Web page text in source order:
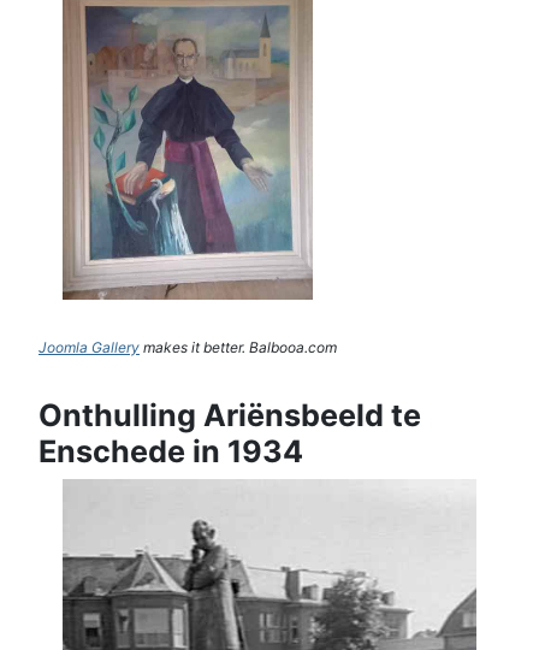
Joomla Gallery makes it better. Balbooa.com
Onthulling Ariënsbeeld te
Enschede in 1934